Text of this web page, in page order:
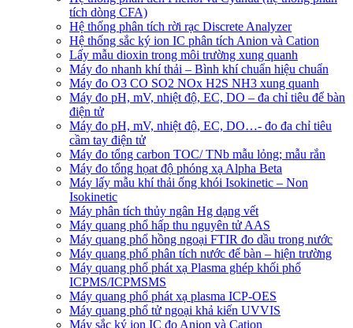
tích dòng CFA)
Hệ thống phân tích rời rạc Discrete Analyzer
Hệ thống sắc ký ion IC phân tích Anion và Cation
Lấy mẫu dioxin trong môi trường xung quanh
Máy đo nhanh khí thải – Bình khí chuẩn hiệu chuẩn
Máy đo O3 CO SO2 NOx H2S NH3 xung quanh
Máy đo pH, mV, nhiệt độ, EC, DO – đa chỉ tiêu để bàn
điện tử
Máy đo pH, mV, nhiệt độ, EC, DO…- đo đa chỉ tiêu
cầm tay điện tử
Máy đo tổng carbon TOC/ TNb mẫu lỏng; mẫu rắn
Máy đo tổng họat độ phóng xạ Alpha Beta
Máy lấy mẫu khí thải ống khói Isokinetic – Non
Isokinetic
Máy phân tích thủy ngân Hg dạng vết
Máy quang phổ hấp thu nguyên tử AAS
Máy quang phổ hồng ngoại FTIR đo dầu trong nước
Máy quang phổ phân tích nước để bàn – hiện trường
Máy quang phổ phát xạ Plasma ghép khối phổ
ICPMS/ICPMSMS
Máy quang phổ phát xạ plasma ICP-OES
Máy quang phổ tử ngoại khả kiến UVVIS
Máy sắc ký ion IC đo Anion và Cation